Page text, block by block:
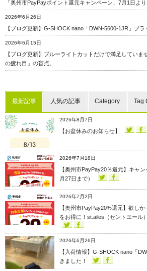
「奥州市PayPayポイント還元キャンペーン」7月1日よ
2026年6月26日
【ブログ更新】G-SHOCK nano「DWN-5600-1JR」ブラ
2026年6月15日
【ブログ更新】ブルーライトカットだけで満足していま
の疲れ目」の盲点。
最新記事 人気の記事 Category Tag
2026年8月7日
【お盆休みのお知らせ】
2026年7月18日
【奥州市PayPay20％還元】キャ
月27日まで）
2026年7月2日
【奥州市PayPay20%還元】欲し
をお得に！st.ailes（セントエール
2026年6月26日
【入荷情報】G-SHOCK nano「
きました！